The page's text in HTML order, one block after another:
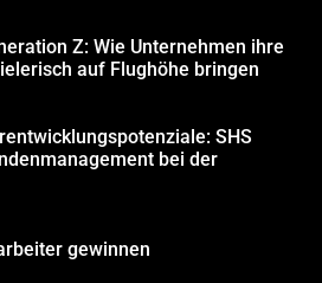
Z: Wie Unternehmen ihre
auf Flughöhe bringen
SHS
bei der
gewinnen